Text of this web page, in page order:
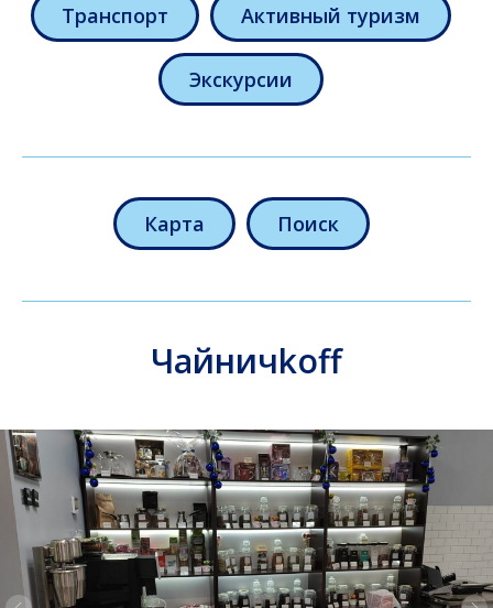
Транспорт Активный туризм
Экскурсии
Карта Поиск
Чайничkoff